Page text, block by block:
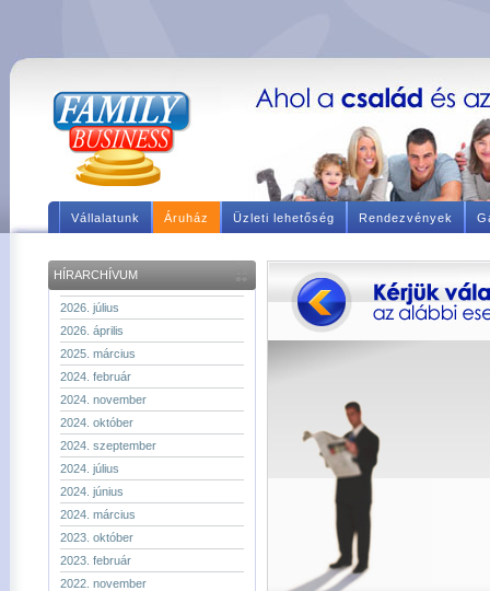
Vállalatunk Áruház Üzleti lehetőség Rendezvények
HÍRARCHÍVUM
2026. július
2026. április
2025. március
2024. február
2024. november
2024. október
2024. szeptember
2024. július
2024. június
2024. március
2023. október
2023. február
2022. november